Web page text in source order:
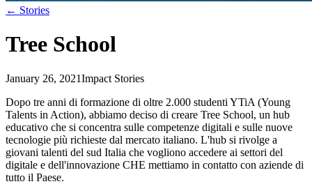
← Stories
Tree School
January 26, 2021Impact Stories
Dopo tre anni di formazione di oltre 2.000 studenti YTiA (Young
Talents in Action), abbiamo deciso di creare Tree School, un hub
educativo che si concentra sulle competenze digitali e sulle nuove
tecnologie più richieste dal mercato italiano. L'hub si rivolge a
giovani talenti del sud Italia che vogliono accedere ai settori del
digitale e dell'innovazione CHE mettiamo in contatto con aziende di
tutto il Paese.